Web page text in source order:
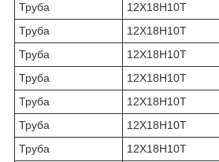
Труба
12Х18Н10Т
Труба
12Х18Н10Т
Труба
12Х18Н10Т
Труба
12Х18Н10Т
Труба
12Х18Н10Т
Труба
12Х18Н10Т
Труба
12Х18Н10Т